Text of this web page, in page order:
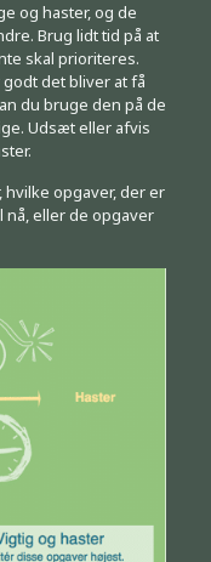
og haster, og de
Brug lidt tid på at
skal prioriteres.
det bliver at få
du bruge den på de
Udsæt eller afvis
opgaver, der er
nå, eller de opgaver